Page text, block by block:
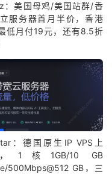
：美国母鸡/美国站群/香
服务器首月半价，香港
低月付19元，还有8.5折
：德国原生IP VPS上
1核1GB/10 GB
500Mbps@512 GB，三